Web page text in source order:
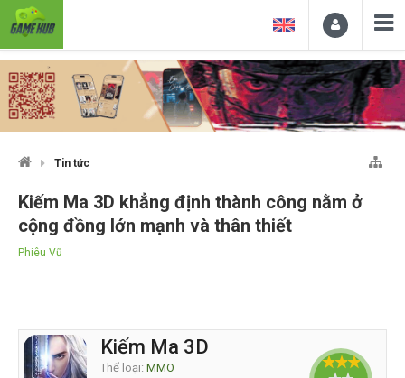
Tin tức
Kiếm Ma 3D khẳng định thành công nằm ở
cộng đồng lớn mạnh và thân thiết
Phiêu Vũ
Kiếm Ma 3D
Thể loại: MMO